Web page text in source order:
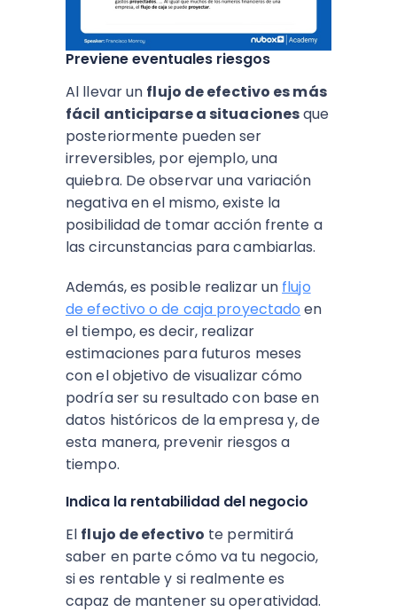
Previene eventuales riesgos
Al llevar un flujo de efectivo es más
fácil anticiparse a situacionesque
posteriormente pueden ser
irreversibles, por ejemplo, una
quiebra. De observar una variación
negativa en el mismo, existe la
posibilidad de tomar acción frente a
las circunstancias para cambiarlas.
Además, es posible realizar un flujo
de efectivo o de caja proyectado en
el tiempo, es decir, realizar
estimaciones para futuros meses
con el objetivo de visualizar cómo
podría ser su resultado con base en
datos históricos de la empresa y, de
esta manera, prevenir riesgos a
tiempo.
Indica la rentabilidad del negocio
El flujo de efectivo te permitirá
saber en parte cómo va tu negocio,
si es rentable y si realmente es
capaz de mantener su operatividad.